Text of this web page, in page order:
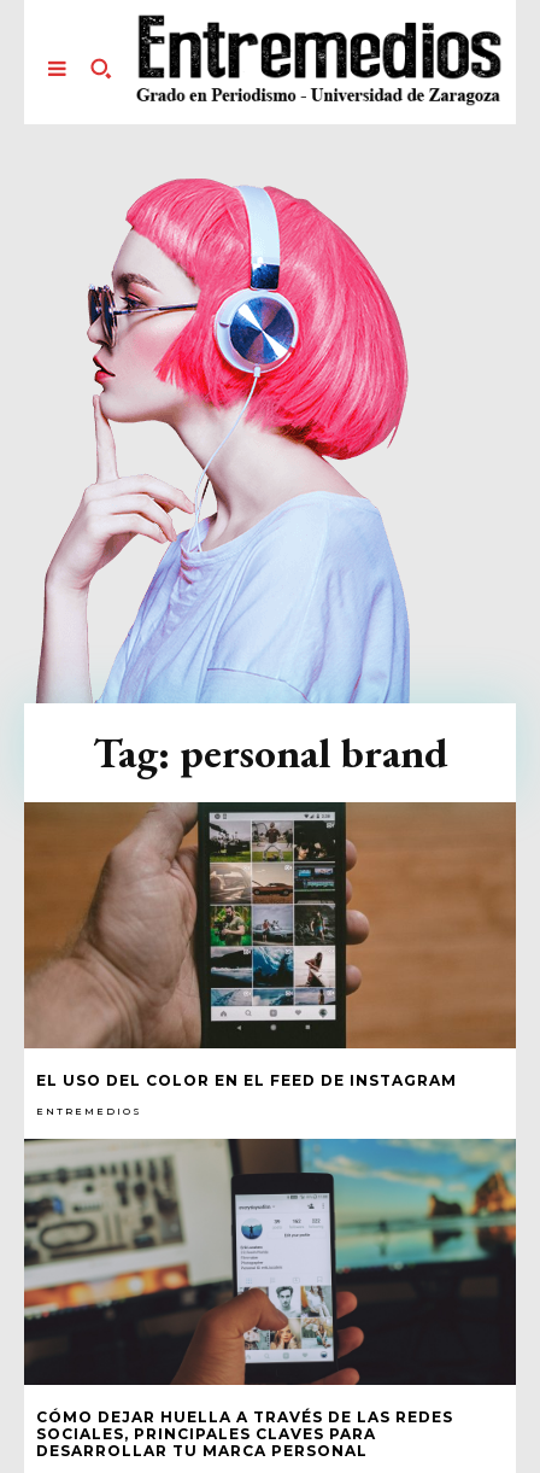
EL USO DEL COLOR EN EL FEED DE INSTAGRAM
ENTREMEDIOS
CÓMO DEJAR HUELLA A TRAVÉS DE LAS REDES
SOCIALES, PRINCIPALES CLAVES PARA
DESARROLLAR TU MARCA PERSONAL
Tag: personal brand